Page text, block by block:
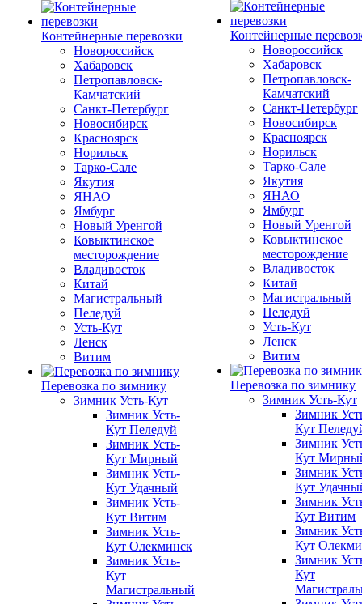
Контейнерные перевозки
Новороссийск
Хабаровск
Петропавловск-
Камчатский
Санкт-Петербург
Новосибирск
Красноярск
Норильск
Тарко-Сале
Якутия
ЯНАО
Ямбург
Новый Уренгой
Ковыктинское
месторождение
Владивосток
Китай
Магистральный
Пеледуй
Усть-Кут
Ленск
Витим
Перевозка по зимнику
Зимник Усть-Кут
Зимник Усть-
Кут Пеледуй
Зимник Усть-
Кут Мирный
Зимник Усть-
Кут Удачный
Зимник Усть-
Кут Витим
Зимник Усть-
Кут Олекминск
Зимник Усть-
Кут
Магистральный
Контейнерные
Новороссийск
Хабаровск
Петропавловск-
Камчатский
Санкт-Петербург
Новосибирск
Красноярск
Норильск
Тарко-Сале
Якутия
ЯНАО
Ямбург
Новый Уренгой
Ковыктинское
месторождение
Владивосток
Китай
Магистральный
Пеледуй
Усть-Кут
Ленск
Витим
Перевозка по зимнику
Зимник Усть-Кут
Зимник
Кут
Зимник
Кут
Зимник
Кут
Зимник
Кут Витим
Зимник
Кут
Зимник
Кут